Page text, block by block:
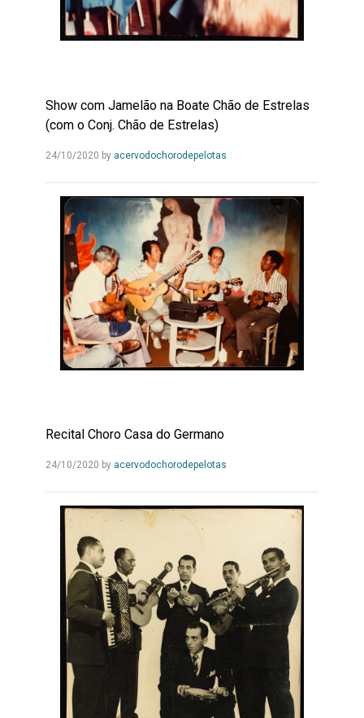
Show com Jamelão na Boate Chão de Estrelas
(com o Conj. Chão de Estrelas)
24/10/2020 by acervodochorodepelotasLeia
Recital Choro Casa do Germano
24/10/2020 by acervodochorodepelotasLeia